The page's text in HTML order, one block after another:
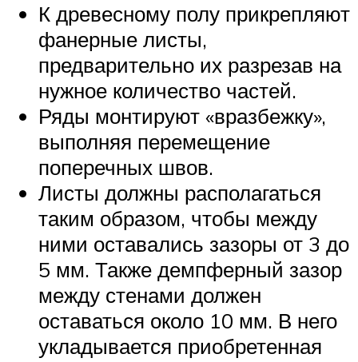
К древесному полу прикрепляют
фанерные листы,
предварительно их разрезав на
нужное количество частей.
Ряды монтируют «вразбежку»,
выполняя перемещение
поперечных швов.
Листы должны располагаться
таким образом, чтобы между
ними оставались зазоры от 3 до
5 мм. Также демпферный зазор
между стенами должен
оставаться около 10 мм. В него
укладывается приобретенная